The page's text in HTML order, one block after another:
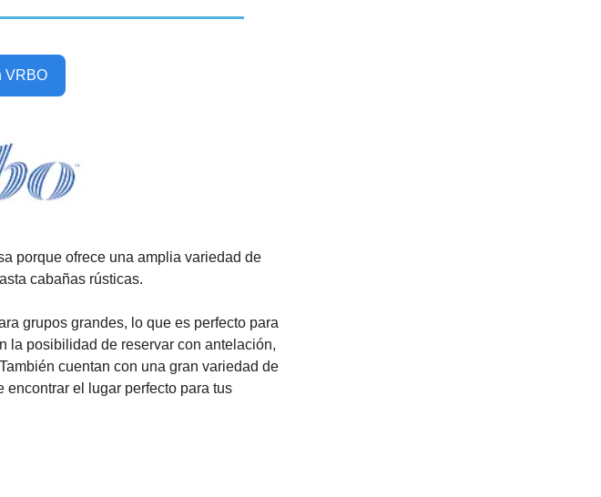
VRBO
porque ofrece una amplia variedad de
cabañas rústicas.
grupos grandes, lo que es perfecto para
la posibilidad de reservar con antelación,
cuentan con una gran variedad de
el lugar perfecto para tus